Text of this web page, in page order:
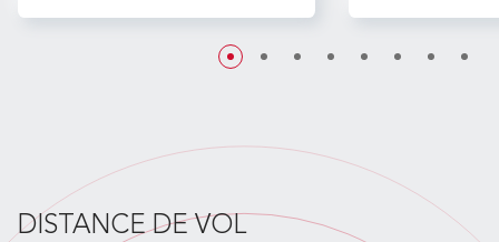
DISTANCE DE VOL